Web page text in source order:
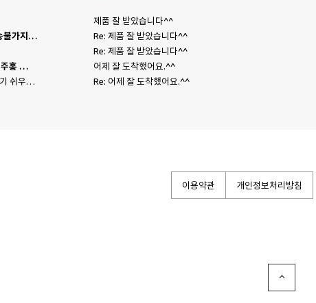
불가지…
주홍 …
기 쉬우…
제품 잘 받았습니다^^
Re: 제품 잘 받았습니다^^
Re: 제품 잘 받았습니다^^
어제 잘 도착했어요.^^
Re: 어제 잘 도착했어요.^^
이용약관 개인정보처리방침